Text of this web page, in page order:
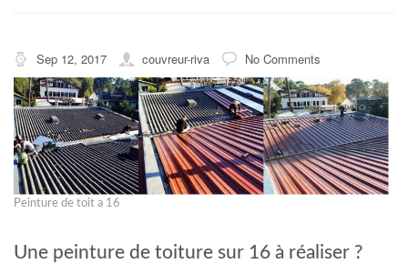
Sep 12, 2017 couvreur-riva No Comments
Peinture de toit a 16
Une peinture de toiture sur 16 à réaliser ?